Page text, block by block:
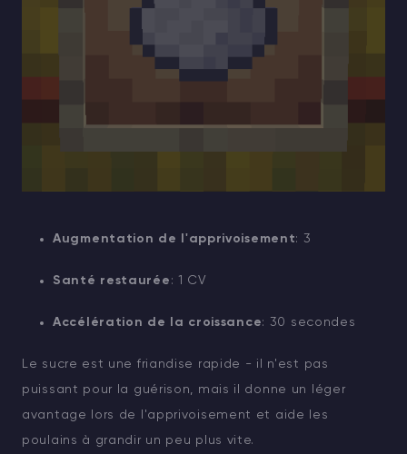
Augmentation de l'apprivoisement: 3
Santé restaurée : 1 CV
Accélération de la croissance: 30 secondes
Le sucre est une friandise rapide - il n'est pas
puissant pour la guérison, mais il donne un léger
avantage lors de l'apprivoisement et aide les
poulains à grandir un peu plus vite.